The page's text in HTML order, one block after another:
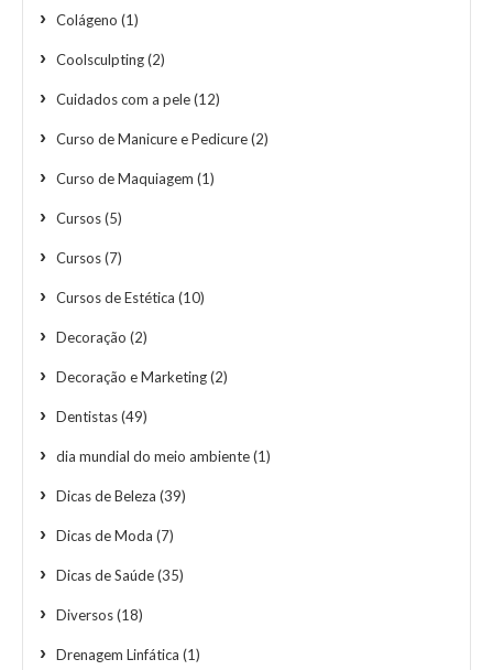
Colágeno (1)
Coolsculpting(2)
Cuidados com a pele(12)
Curso de Manicure e Pedicure(2)
Curso de Maquiagem (1)
Cursos(5)
Cursos(7)
Cursos de Estética (10)
Decoração (2)
Decoração e Marketing(2)
Dentistas(49)
dia mundial do meio ambiente(1)
Dicas de Beleza (39)
Dicas de Moda (7)
Dicas de Saúde(35)
Diversos(18)
Drenagem Linfática (1)